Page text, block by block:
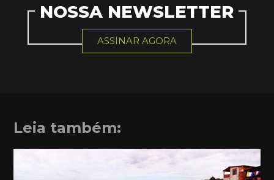
NOSSA NEWSLETTER
ASSINAR AGORA
Leia também: